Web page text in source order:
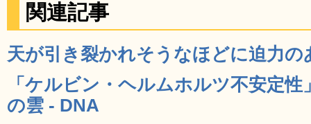
関連記事
天が引き裂かれそうなほどに迫力の
「ケルビン・ヘルムホルツ不安定
の雲 - DNA